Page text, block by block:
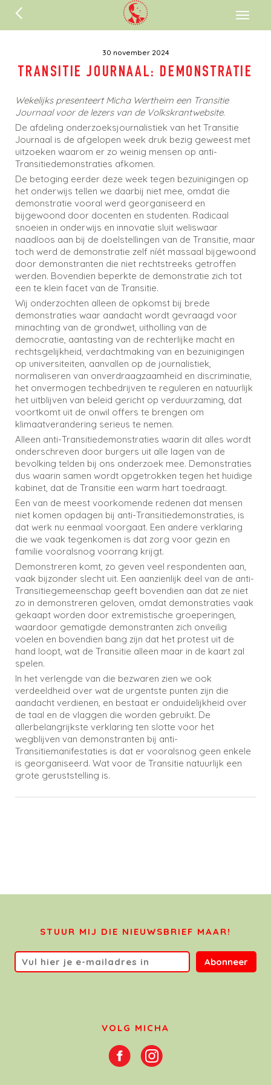
Toggle
30 november 2024
TRANSITIE JOURNAAL: DEMONSTRATIE
Wekelijks presenteert Micha Wertheim een Transitie
Journaal voor de lezers van de Volkskrantwebsite.
De afdeling onderzoeksjournalistiek van het Transitie
Journaal is de afgelopen week druk bezig geweest met
uitzoeken waarom er zo weinig mensen op anti-
Transitiedemonstraties afkomen.
De betoging eerder deze week tegen bezuinigingen op
het onderwijs tellen we daarbij niet mee, omdat die
demonstratie vooral werd georganiseerd en
bijgewoond door docenten en studenten. Radicaal
snoeien in onderwijs en innovatie sluit weliswaar
naadloos aan bij de doelstellingen van de Transitie, maar
toch werd de demonstratie zelf níét massaal bijgewoond
door demonstranten die niet rechtstreeks getroffen
werden. Bovendien beperkte de demonstratie zich tot
een te klein facet van de Transitie.
Wij onderzochten alleen de opkomst bij brede
demonstraties waar aandacht wordt gevraagd voor
minachting van de grondwet, uitholling van de
democratie, aantasting van de rechterlijke macht en
rechtsgelijkheid, verdachtmaking van en bezuinigingen
op universiteiten, aanvallen op de journalistiek,
normaliseren van onverdraagzaamheid en discriminatie,
het onvermogen techbedrijven te reguleren en natuurlijk
het uitblijven van beleid gericht op verduurzaming, dat
voortkomt uit de onwil offers te brengen om
klimaatverandering serieus te nemen.
Alleen anti-Transitiedemonstraties waarin dit alles wordt
onderschreven door burgers uit alle lagen van de
bevolking telden bij ons onderzoek mee. Demonstraties
dus waarin samen wordt opgetrokken tegen het huidige
kabinet, dat de Transitie een warm hart toedraagt.
Een van de meest voorkomende redenen dat mensen
niet komen opdagen bij anti-Transitiedemonstraties, is
dat werk nu eenmaal voorgaat. Een andere verklaring
die we vaak tegenkomen is dat zorg voor gezin en
familie vooralsnog voorrang krijgt.
Demonstreren komt, zo geven veel respondenten aan,
vaak bijzonder slecht uit. Een aanzienlijk deel van de anti-
Transitiegemeenschap geeft bovendien aan dat ze niet
zo in demonstreren geloven, omdat demonstraties vaak
gekaapt worden door extremistische groeperingen,
waardoor gematigde demonstranten zich onveilig
voelen en bovendien bang zijn dat het protest uit de
hand loopt, wat de Transitie alleen maar in de kaart zal
spelen.
In het verlengde van die bezwaren zien we ook
verdeeldheid over wat de urgentste punten zijn die
aandacht verdienen, en bestaat er onduidelijkheid over
de taal en de vlaggen die worden gebruikt. De
allerbelangrijkste verklaring ten slotte voor het
wegblijven van demonstranten bij anti-
Transitiemanifestaties is dat er vooralsnog geen enkele
is georganiseerd. Wat voor de Transitie natuurlijk een
grote geruststelling is.
STUUR MIJ DIE NIEUWSBRIEF MAAR!
Abonneer
VOLG MICHA